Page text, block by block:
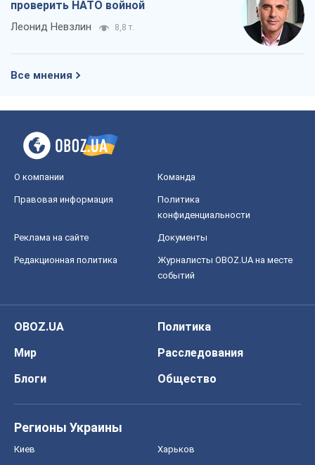
проверить НАТО войной
Леонид Невзлин 8,8 т.
Все мнения
О компании Команда
Правовая информация
Политика
конфиденциальности
Реклама на сайте Документы
Редакционная политика
Журналисты OBOZ.UA на месте
событий
OBOZ.UA
Политика
Мир
Расследования
Блоги
Общество
Регионы Украины
Киев Харьков